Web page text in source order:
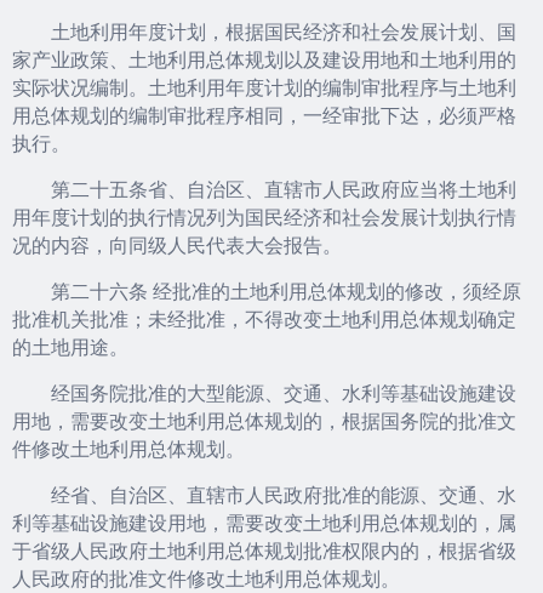
土地利用年度计划，根据国民经济和社会发展计划、国
家产业政策、土地利用总体规划以及建设用地和土地利用的
实际状况编制。土地利用年度计划的编制审批程序与土地利
用总体规划的编制审批程序相同，一经审批下达，必须严格
执行。
第二十五条省、自治区、直辖市人民政府应当将土地利
用年度计划的执行情况列为国民经济和社会发展计划执行情
况的内容，向同级人民代表大会报告。
第二十六条 经批准的土地利用总体规划的修改，须经原
批准机关批准；未经批准，不得改变土地利用总体规划确定
的土地用途。
经国务院批准的大型能源、交通、水利等基础设施建设
用地，需要改变土地利用总体规划的，根据国务院的批准文
件修改土地利用总体规划。
经省、自治区、直辖市人民政府批准的能源、交通、水
利等基础设施建设用地，需要改变土地利用总体规划的，属
于省级人民政府土地利用总体规划批准权限内的，根据省级
人民政府的批准文件修改土地利用总体规划。